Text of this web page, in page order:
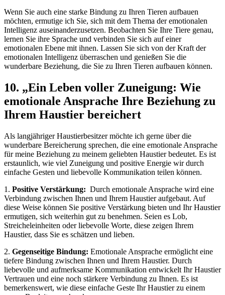
Wenn Sie⁣ auch eine‌ starke Bindung zu Ihren Tieren aufbauen
möchten, ermutige ich Sie, sich mit dem Thema ​der ‍emotionalen
Intelligenz auseinanderzusetzen. Beobachten ⁣Sie Ihre‍ Tiere ​genau,⁣
lernen Sie ihre Sprache und verbinden Sie sich auf einer
emotionalen Ebene mit ihnen. Lassen Sie sich von der Kraft ⁢der
emotionalen Intelligenz überraschen‌ und ‍genießen Sie die⁣
wunderbare⁤ Beziehung, die ⁤Sie zu Ihren Tieren aufbauen können.
10. „Ein Leben voller Zuneigung:​ Wie
emotionale Ansprache Ihre Beziehung zu
Ihrem Haustier bereichert
Als‍ langjähriger Haustierbesitzer möchte‍ ich gerne über die‌
wunderbare​ Bereicherung sprechen, die eine emotionale Ansprache
für meine‍ Beziehung zu meinem⁢ geliebten Haustier bedeutet. Es ist
erstaunlich, wie⁤ viel Zuneigung und positive Energie ⁤wir durch
⁢einfache Gesten und liebevolle Kommunikation⁣ teilen können.
1. Positive Verstärkung: ‌ Durch emotionale Ansprache wird​ eine
Verbindung zwischen ​Ihnen und Ihrem‍ Haustier aufgebaut. Auf
diese ​Weise können Sie positive ⁢Verstärkung bieten und Ihr Haustier
ermutigen, ⁤sich weiterhin⁢ gut zu benehmen. ⁣Seien es⁤ Lob,
Streicheleinheiten ⁤oder liebevolle Worte, diese zeigen Ihrem⁢
Haustier, ‍dass Sie​ es schätzen und lieben.
2. Gegenseitige Bindung: Emotionale Ansprache ermöglicht eine ​
tiefere Bindung ‍zwischen Ihnen und Ihrem Haustier. Durch
⁢liebevolle und aufmerksame Kommunikation entwickelt Ihr Haustier
Vertrauen und eine noch stärkere Verbindung ​zu Ihnen. Es ist
bemerkenswert, wie diese einfache Geste⁤ Ihr Haustier zu einem